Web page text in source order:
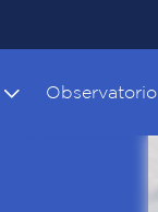
Observatorio